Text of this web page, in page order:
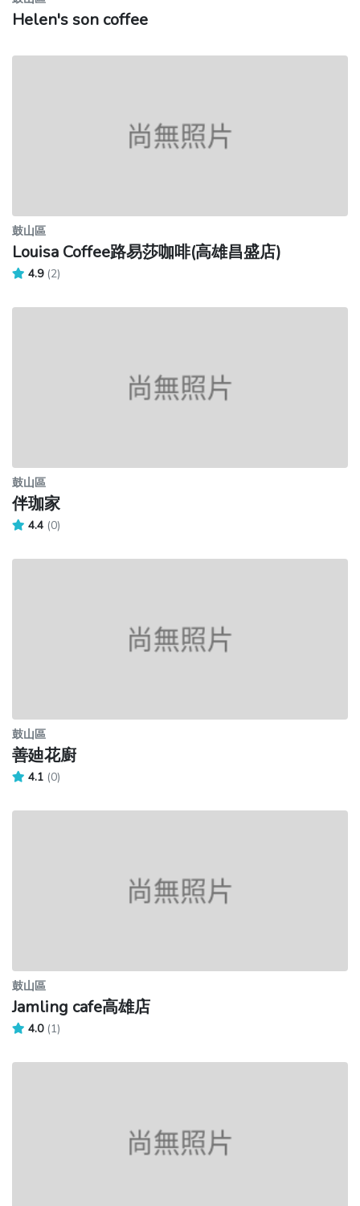
Helen's son coffee
鼓山區
Louisa Coffee路易莎咖啡(高雄昌盛店)
4.9 (2)
鼓山區
伴珈家
4.4 (0)
鼓山區
善廸花廚
4.1 (0)
鼓山區
Jamling cafe高雄店
4.0 (1)